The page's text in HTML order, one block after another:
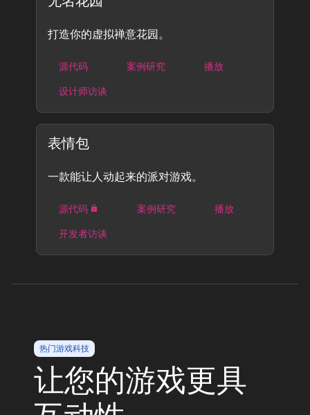
打造你的虚拟禅意花园。
源代码 案例研究
播放
设计师访谈
表情包
一款能让人动起来的派对游戏。
源代码 案例研究
播放
开发者访谈
热门游戏科技
让您的游戏更具